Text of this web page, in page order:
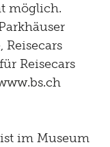
möglich.
Reisecars
Reisecars
im Museum